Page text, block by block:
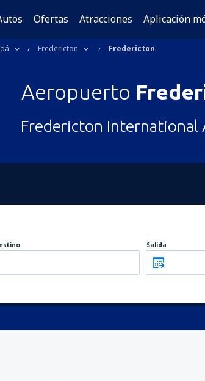
Ofertas Atracciones Aplicación
Fredericton Fredericton
Aeropuerto
Fredericton International
Salida